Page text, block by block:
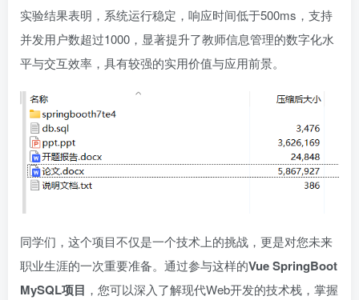
实验结果表明，系统运行稳定，响应时间低于500ms，支持
并发用户数超过1000，显著提升了教师信息管理的数字化水
平与交互效率，具有较强的实用价值与应用前景。
同学们，这个项目不仅是一个技术上的挑战，更是对您未来
职业生涯的一次重要准备。通过参与这样的Vue SpringBoot
MySQL项目 ，您可以深入了解现代Web开发的技术栈，掌握